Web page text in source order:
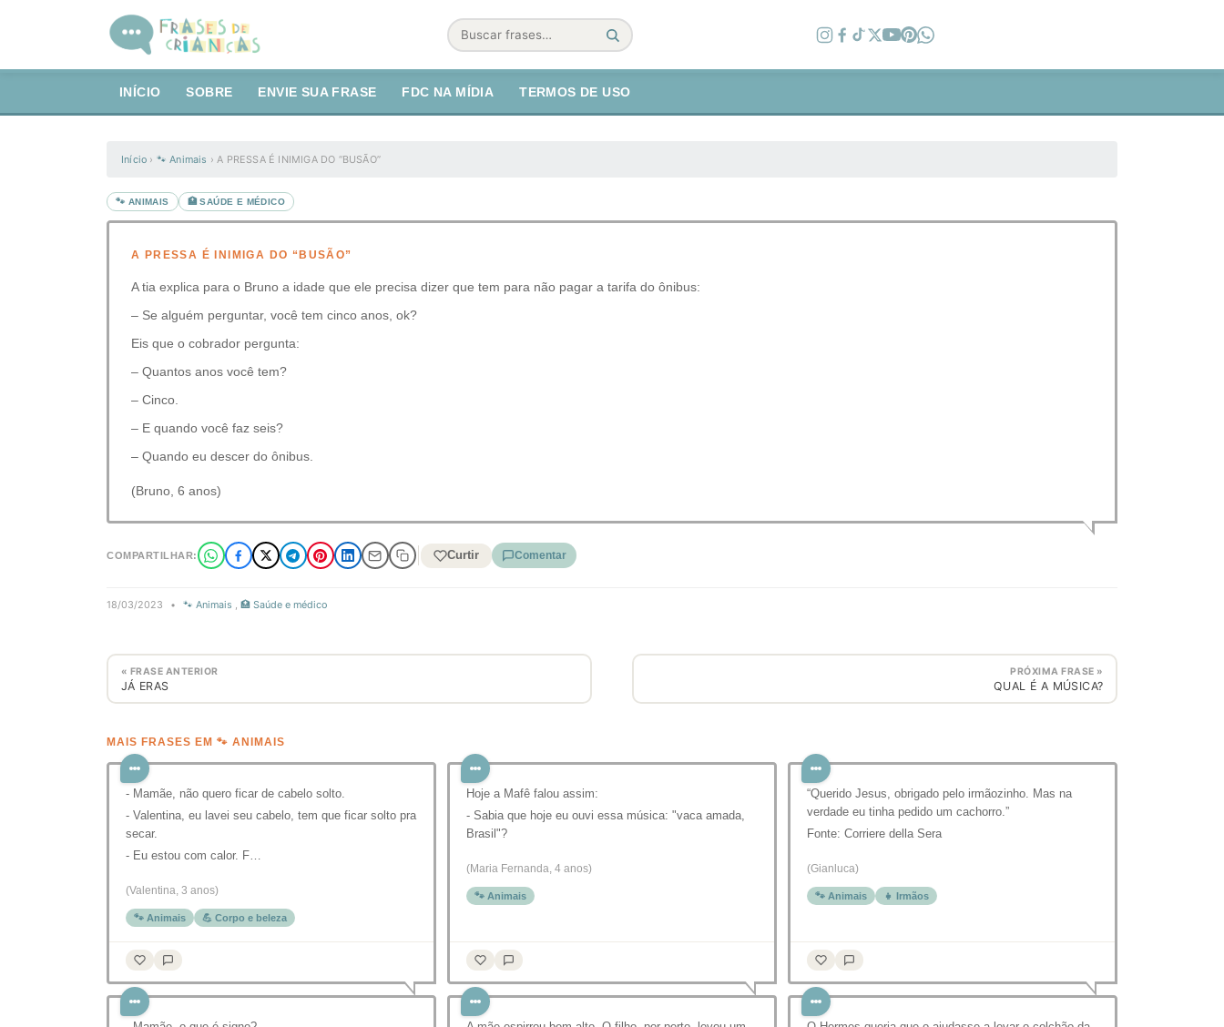
Buscar
INÍCIO SOBRE ENVIE SUA FRASE FDC NA MÍDIA TERMOS DE USO
Início › 🐾 Animais ›A PRESSA É INIMIGA DO “BUSÃO”
🐾 ANIMAIS 🏥 SAÚDE E MÉDICO
A PRESSA É INIMIGA DO “BUSÃO”
A tia explica para o Bruno a idade que ele precisa dizer que tem para não pagar a tarifa do ônibus:
– Se alguém perguntar, você tem cinco anos, ok?
Eis que o cobrador pergunta:
– Quantos anos você tem?
– Cinco.
– E quando você faz seis?
– Quando eu descer do ônibus.
(Bruno, 6 anos)
COMPARTILHAR: Curtir Comentar
18/03/2023 • 🐾 Animais , 🏥 Saúde e médico
« FRASE ANTERIOR
JÁ ERAS
PRÓXIMA FRASE »
QUAL É A MÚSICA?
MAIS FRASES EM 🐾 ANIMAIS
- Mamãe, não quero ficar de cabelo solto.
- Valentina, eu lavei seu cabelo, tem que ficar solto pra
secar.
- Eu estou com calor. F…
(Valentina, 3 anos)
🐾 Animais 💪 Corpo e beleza
Hoje a Mafê falou assim:
- Sabia que hoje eu ouvi essa música: "vaca amada,
Brasil"?
(Maria Fernanda, 4 anos)
🐾 Animais
“Querido Jesus, obrigado pelo irmãozinho. Mas na
verdade eu tinha pedido um cachorro.”
Fonte: Corriere della Sera
(Gianluca)
🐾 Animais 👧 Irmãos